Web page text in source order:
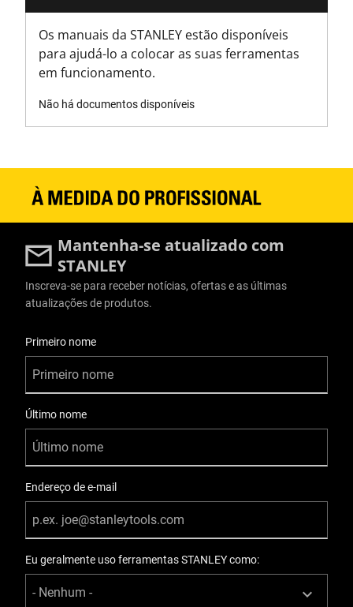
Is 1000V VDE Approved?
Is Blade Included?
Is it a Set?
No
Material do corpo da faca
Plástico
Nariz do corpo da faca
Tipo de produto facas
Snap-Off
Plástico
Número de Peças
Emabalagem
Cartão suspenso
Os manuais da STANLEY estão disponíveis
para ajudá-lo a colocar as suas ferramentas
em funcionamento.
Não há documentos disponíveis
Mantenha-se atualizado com
STANLEY
Inscreva-se para receber notícias, ofertas e as últimas
atualizações de produtos.
Primeiro nome
Último nome
Endereço de e-mail
Eu geralmente uso ferramentas STANLEY como: